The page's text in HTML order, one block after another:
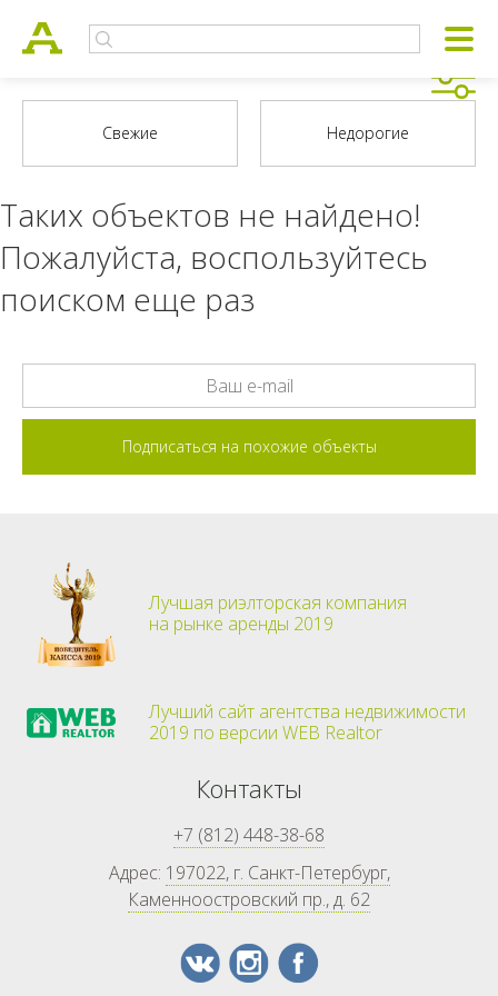
Таких объектов не найдено!
Пожалуйста, воспользуйтесь
поиском еще раз
Лучшая риэлторская компания
на рынке аренды 2019
Лучший сайт агентства недвижимости
2019 по версии WEB Realtor
Контакты
+7 (812) 448-38-68
Адрес: 197022, г. Санкт-Петербург,
Каменноостровский пр., д. 62